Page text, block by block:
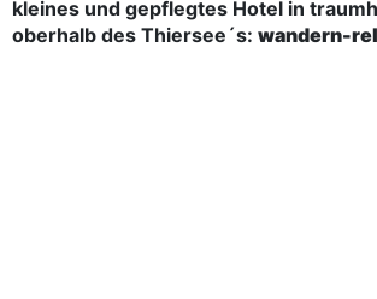
kleines und gepflegtes Hotel in
oberhalb des Thiersee´s: wandern-